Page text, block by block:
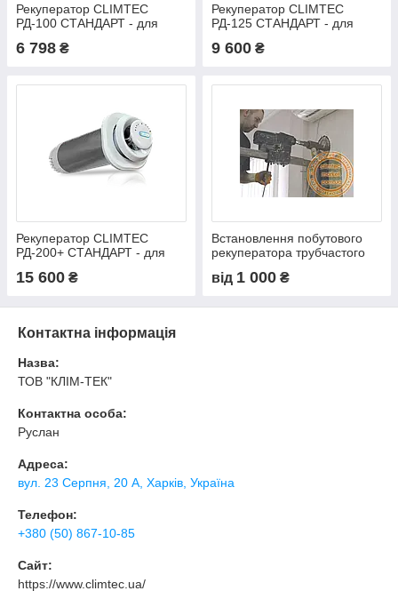
Рекуператор CLIMTEC
РД-100 СТАНДАРТ - для
6 798 ₴
Рекуператор CLIMTEC
РД-125 СТАНДАРТ - для
9 600 ₴
Рекуператор CLIMTEC
РД-200+ СТАНДАРТ - для
15 600 ₴
Встановлення побутового
рекуператора трубчастого
від 1 000 ₴
Контактна інформація
Назва:
ТОВ "КЛІМ-ТЕК"
Контактна особа:
Руслан
Адреса:
вул. 23 Серпня, 20 А, Харків, Україна
Телефон:
+380 (50) 867-10-85
Сайт:
https://www.climtec.ua/